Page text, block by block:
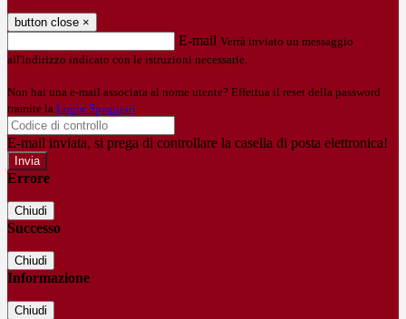
button close ×
E-mail Verrà inviato un messaggio
all'indirizzo indicato con le istruzioni necessarie.
Non hai una e-mail associata al nome utente? Effettua il reset della password
tramite la Login Spaggiari
E-mail inviata, si prega di controllare la casella di posta elettronica!
Errore
Chiudi
Successo
Chiudi
Informazione
Chiudi